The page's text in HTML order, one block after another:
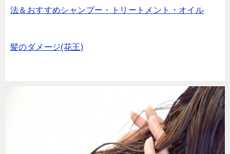
法＆おすすめシャンプー・トリートメント・オイル
髪のダメージ(花王)